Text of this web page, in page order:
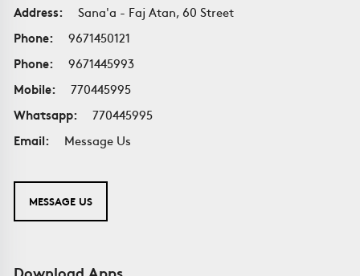
Address:
Sana'a - Faj Atan, 60 Street
Phone:
9671450121
Phone:
9671445993
Mobile:
770445995
Whatsapp:
770445995
Email:
Message Us
MESSAGE US